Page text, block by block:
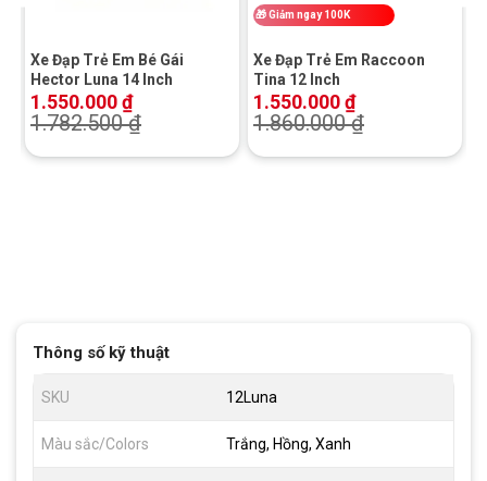
Xe Đạp Trẻ Em Bé Gái
Hector Luna 14 Inch
1.550.000₫
1.782.500₫
🎁Giảm ngay 100K
Xe Đạp Trẻ Em Raccoon
Tina 12 Inch
1.550.000₫
1.860.000₫
Thông số kỹ thuật
SKU 12Luna
Màu sắc/Colors Trắng, Hồng, Xanh